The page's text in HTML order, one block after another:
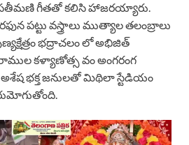
గీతతో కలిసి హాజరయ్యారు.
పట్టు వస్త్రాలు ముత్యాల తలంబ్రాలు
భద్రాచలం లో అభిజిత్
కళ్యాణోత్స వం అంగరంగ
భక్త జనులతో మిథిలా స్టేడియం